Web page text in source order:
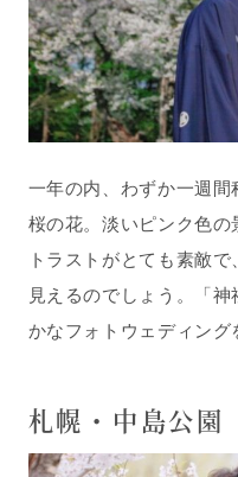
一年の内、わずか一週間
桜の花。淡いピンク色
トラストがとても素敵
見えるのでしょう。「
かなフォトウェディング
札幌・中島公園